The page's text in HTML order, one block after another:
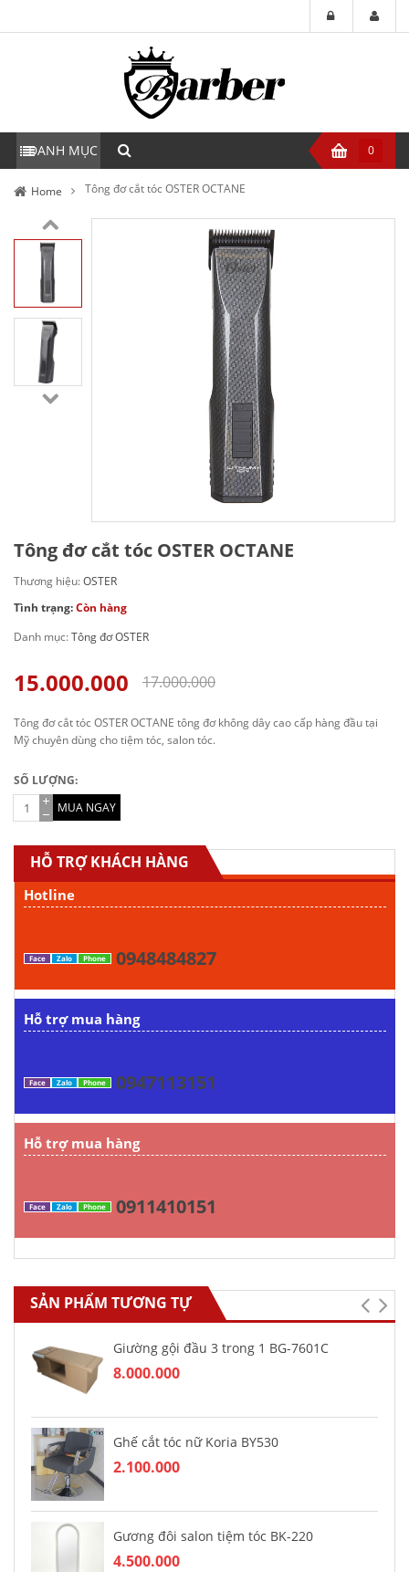
DANH MỤC 0
Home Tông đơ cắt tóc OSTER OCTANE
Tông đơ cắt tóc OSTER OCTANE
Thương hiệu:OSTER
Tình trạng:Còn hàng
Danh mục:Tông đơ OSTER
17.000.000
15.000.000
Tông đơ cắt tóc OSTER OCTANE tông đơ không dây cao cấp hàng đầu tại
Mỹ chuyên dùng cho tiệm tóc, salon tóc.
SỐ LƯỢNG:
MUA NGAY
HỖ TRỢ KHÁCH HÀNG
Hotline
Face Zalo Phone 0948484827
Hỗ trợ mua hàng
Face Zalo Phone 0947113151
Hỗ trợ mua hàng
Face Zalo Phone 0911410151
SẢN PHẨM TƯƠNG TỰ
Giường gội đầu 3 trong 1 BG-7601C
8.000.000
Ghế cắt tóc nữ Koria BY530
2.100.000
Gương đôi salon tiệm tóc BK-220
4.500.000